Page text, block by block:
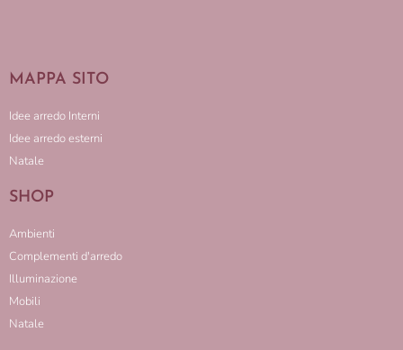
MAPPA SITO
Idee arredo Interni
Idee arredo esterni
Natale
SHOP
Ambienti
Complementi d'arredo
Illuminazione
Mobili
Natale